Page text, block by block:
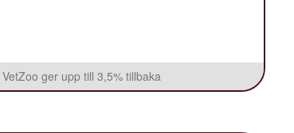
VetZoo ger upp till 3,5% tillbaka